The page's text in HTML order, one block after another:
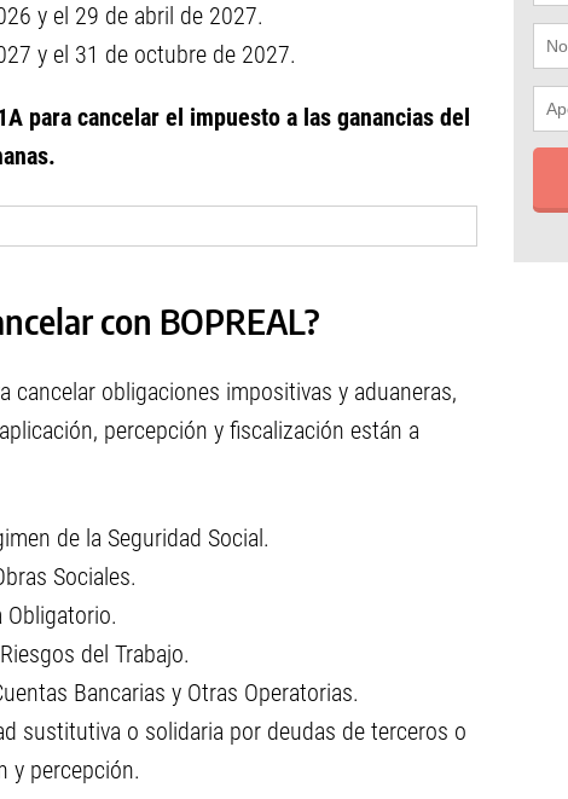
y el 29 de abril de 2027.
y el 31 de octubre de 2027.
para cancelar el impuesto a las ganancias del
con BOPREAL?
cancelar obligaciones impositivas y aduaneras,
percepción y fiscalización están a
de la Seguridad Social.
Sociales.
Obligatorio.
del Trabajo.
Bancarias y Otras Operatorias.
sustitutiva o solidaria por deudas de terceros o
y percepción.